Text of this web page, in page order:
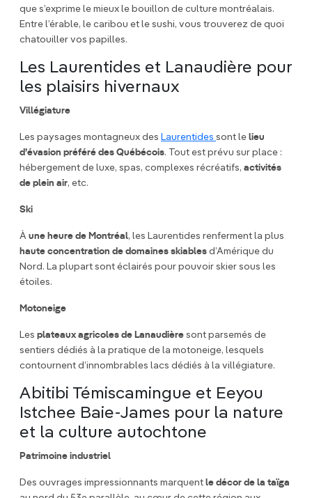
que s’exprime le mieux le bouillon de culture montréalais.
Entre l’érable, le caribou et le sushi, vous trouverez de quoi
chatouiller vos papilles.
Les Laurentides et Lanaudière pour
les plaisirs hivernaux
Villégiature
Les paysages montagneux des Laurentides sont le lieu
d’évasion préféré des Québécois. Tout est prévu sur place :
hébergement de luxe, spas, complexes récréatifs, activités
de plein air, etc.
Ski
À une heure de Montréal, les Laurentides renferment la plus
haute concentration de domaines skiables d’Amérique du
Nord. La plupart sont éclairés pour pouvoir skier sous les
étoiles.
Motoneige
Les plateaux agricoles de Lanaudière sont parsemés de
sentiers dédiés à la pratique de la motoneige, lesquels
contournent d’innombrables lacs dédiés à la villégiature.
Abitibi Témiscamingue et Eeyou
Istchee Baie-James pour la nature
et la culture autochtone
Patrimoine industriel
Des ouvrages impressionnants marquent le décor de la taïga